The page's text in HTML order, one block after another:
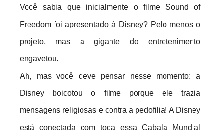
Você sabia que inicialmente o filme Sound of
Freedom foi apresentado à Disney? Pelo menos o
projeto, mas a gigante do entretenimento
engavetou.
Ah, mas você deve pensar nesse momento: a
Disney boicotou o filme porque ele trazia
mensagens religiosas e contra a pedofilia! A Disney
está conectada com toda essa Cabala Mundial